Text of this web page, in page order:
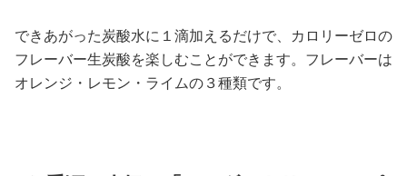
できあがった炭酸水に１滴加えるだけで、カロリーゼロの
フレーバー生炭酸を楽しむことができます。フレーバーは
オレンジ・レモン・ライムの３種類です。